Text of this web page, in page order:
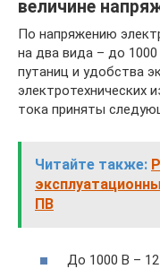
величине
По напряжению
на два вида – до
путаниц и удобства
электротехнических
тока приняты
Читайте также:
ПВ
До 1000 В –